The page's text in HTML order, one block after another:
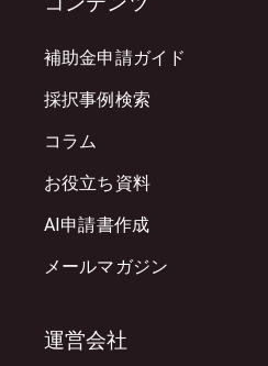
補助金申請ガイド
採択事例検索
コラム
お役立ち資料
AI申請書作成
メールマガジン
運営会社